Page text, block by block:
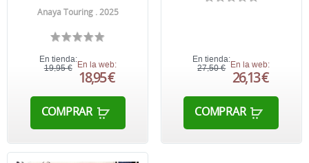
Anaya Touring . 2025
En tienda:
19,95 € En la web:
18,95 €
COMPRAR
En tienda:
27,50 €
En la web:
26,13 €
COMPRAR